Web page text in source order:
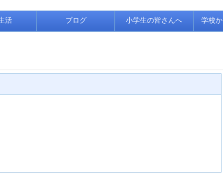
活 ブログ 小学生の皆さんへ